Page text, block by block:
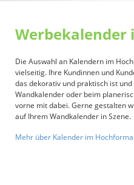
Die Auswahl an Kalendern im
vielseitig. Ihre Kundinnen und
das dekorativ und praktisch ist
Wandkalender oder beim
vorne mit dabei. Gerne gestalten
auf Ihrem Wandkalender in Szene.
Mehr über Kalender im